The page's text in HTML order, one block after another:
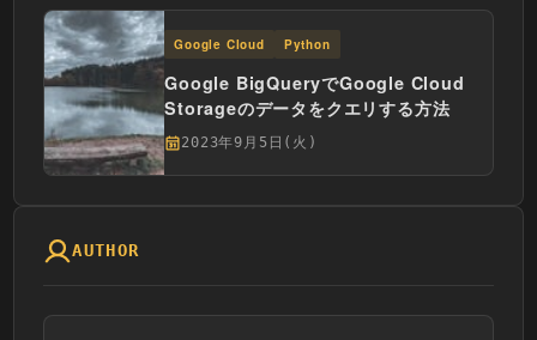
Google Cloud Python
Google BigQueryでGoogle Cloud
Storageのデータをクエリする方法
2023年9月5日(火)
AUTHOR